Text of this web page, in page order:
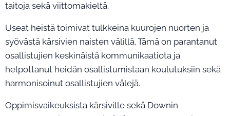
taitoja sekä viittomakieltä.
Useat heistä toimivat tulkkeina kuurojen nuorten ja
syövästä kärsivien naisten välillä. Tämä on parantanut
osallistujien keskinäistä kommunikaatiota ja
helpottanut heidän osallistumistaan koulutuksiin sekä
harmonisoinut osallistujien välejä.
Oppimisvaikeuksista kärsiville sekä Downin